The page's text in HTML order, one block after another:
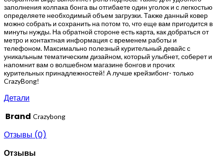
заполнения колпака бонга вы отгибаете один уголок и с легкостью
определяете необходимый объем загрузки. Также данный ковер
можно собрать и сохранить на потом то, что еще вам пригодится в
минуты нужды. На обратной стороне есть карта, как добраться от
метро и контактная информация с временем работы и
телефоном. Максимально полезный курительный девайс с
уникальным тематическим дизайном, который улыбнет, соберет и
напомнит вам о волшебном магазине бонгов и прочих
курительных принадлежностей! А лучше крейзибонг- только
CrazyBong!
Детали
Brand Crazybong
Отзывы (0)
Отзывы